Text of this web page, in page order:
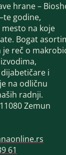
hrane –
godine,
na koje
Bogat
je reč o
i
na odličnu
radnji.
Zemun
61